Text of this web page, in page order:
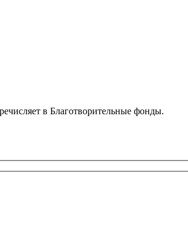
в Благотворительные фонды.